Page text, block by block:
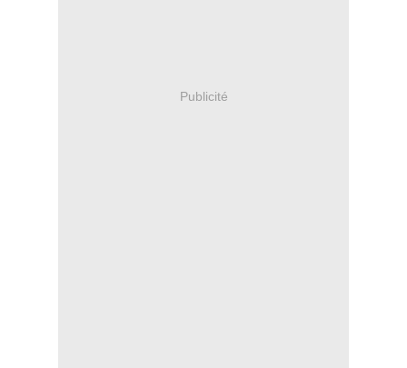
Publicité